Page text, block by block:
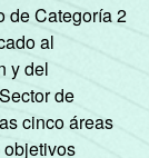
2
de Categoría 2
al
y del
de
cinco áreas